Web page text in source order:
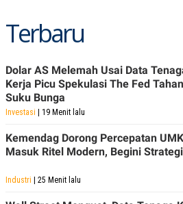
OF
USE
PEDOMAN
PEMBERITAAN
PRIVACY
POLICY
Terbaru
Dolar AS Melemah Usai Data
Kerja Picu Spekulasi The Fed Tahan
Suku Bunga
Investasi | 19 Menit lalu
Kemendag Dorong Percepatan
Masuk Ritel Modern, Begini
Industri | 25 Menit lalu